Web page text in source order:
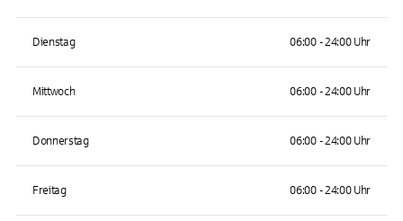
Dienstag 06:00 - 24:00 Uhr
Mittwoch 06:00 - 24:00 Uhr
Donnerstag 06:00 - 24:00 Uhr
Freitag 06:00 - 24:00 Uhr